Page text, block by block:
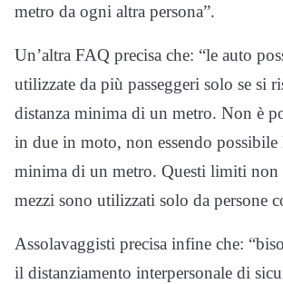
metro da ogni altra persona”.
Un’altra FAQ precisa che: “le auto
utilizzate da più passeggeri solo se si
distanza minima di un metro. Non è
in due in moto, non essendo possibile
minima di un metro. Questi limiti non
mezzi sono utilizzati solo da persone
Assolavaggisti precisa infine che:
il distanziamento interpersonale di